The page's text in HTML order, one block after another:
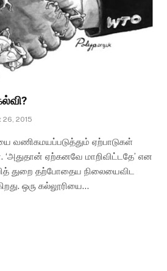
2015
வணிகமயப்படுத்தும் ஏற்பாடுகள்
ஏற்கனவே மாறிவிட்டதே’ என
துறை தற்போதைய நிலையைவிட
ஒரு கல்லூரியை…